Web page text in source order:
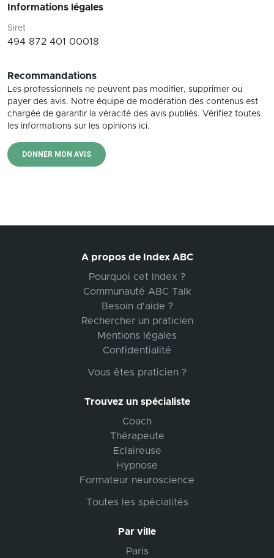
Informations légales
Siret
494 872 401 00018
Recommandations
Les professionnels ne peuvent pas modifier, supprimer ou
payer des avis. Notre équipe de modération des contenus est
chargée de garantir la véracité des avis publiés. Vérifiez toutes
les informations sur les opinions ici.
DONNER MON AVIS
A propos de Index ABC
Pourquoi cet Index ?
Communauté ABC Talk
Besoin d'aide ?
Rechercher un praticien
Mentions légales
Confidentialité
Vous êtes praticien ?
Trouvez un spécialiste
Coach
Thérapeute
Eclaireuse
Hypnose
Formateur neuroscience
Toutes les spécialités
Par ville
Paris